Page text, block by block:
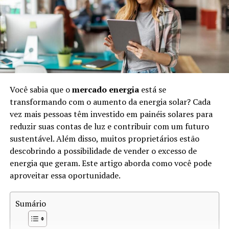
Estima-se que a extração irregular e ilegal de diamantes
de sangue tenha causado a morte de milhões de pessoas
ao longo das décadas. Esses diamantes impactam
comunidades inteiras, desestabilizando sociedades e
perpetuando a violência. O reconhecimento da
gravidade do problema levou a uma maior
governos para mitigar o impacto negativo destes
minerais preciosos.
Como Funciona o Rastreio de
Diamantes
rastreio de diamantesé um processo que visa
garantir a origem legítima dessas pedras preciosas.
Existem várias etapas no rastreamento, incluindo:
Certificação:
Você sabia que omercado energiaestá se
transformando com o aumento da energia solar? Cada
vez mais pessoas têm investido em painéis solares para
reduzir suas contas de luz e contribuir com um futuro
sustentável. Além disso, muitos proprietários estão
descobrindo a possibilidade de vender o excesso de
energia que geram. Este artigo aborda como você pode
aproveitar essa oportunidade.
Sumário